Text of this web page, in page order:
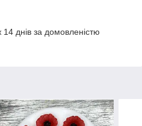
днів за домовленістю